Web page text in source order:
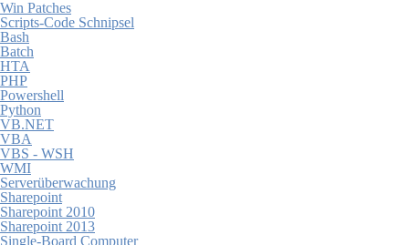
Win Patches
Scripts-Code Schnipsel
Bash
Batch
HTA
PHP
Powershell
Python
VB.NET
VBA
VBS - WSH
WMI
Serverüberwachung
Sharepoint
Sharepoint 2010
Sharepoint 2013
Single-Board Computer